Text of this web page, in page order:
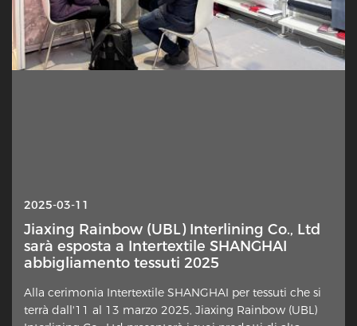
2025-10-13
Interlineing — Perché questo strato
nascosto è improvvisamente sotto i
riflettori?
Un elemento sottile nella costruzione dei capi sta
attirando rinnovata attenzione da parte di designer,
2025-03-11
Jiaxing Rainbow (UBL) Interlining Co., Ltd
sarà esposta a Intertextile SHANGHAI
abbigliamento tessuti 2025
Alla cerimonia Intertextile SHANGHAI per tessuti che si
terrà dall'11 al 13 marzo 2025, Jiaxing Rainbow (UBL)